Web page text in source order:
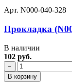
Арт. N000-040-328
Прокладка
В наличии
102 руб.
−
В корзину